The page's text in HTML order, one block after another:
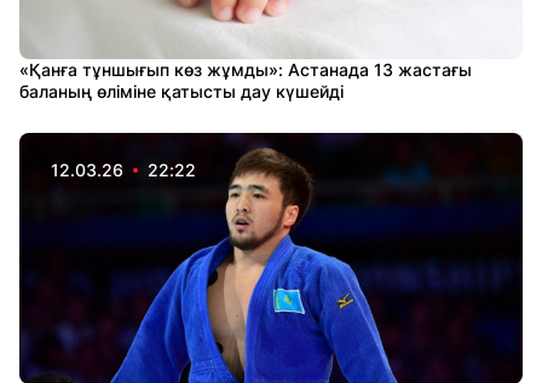
«Қанға тұншығып көз жұмды»: Астанада 13 жастағы
баланың өліміне қатысты дау күшейді
12.03.26 22:22